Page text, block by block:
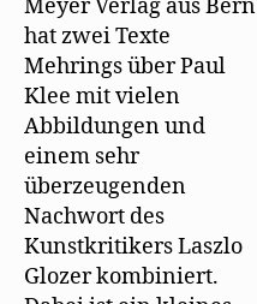
Meyer Verlag aus Bern
hat zwei Texte
Mehrings über Paul
Klee mit vielen
Abbildungen und
einem sehr
überzeugenden
Nachwort des
Kunstkritikers Laszlo
Glozer kombiniert.